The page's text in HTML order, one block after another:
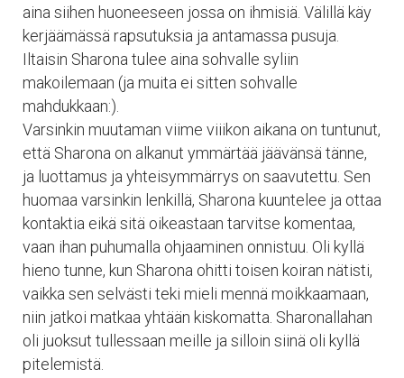
aina siihen huoneeseen jossa on ihmisiä. Välillä käy
kerjäämässä rapsutuksia ja antamassa pusuja.
Iltaisin Sharona tulee aina sohvalle syliin
makoilemaan (ja muita ei sitten sohvalle
mahdukkaan:).
Varsinkin muutaman viime viiikon aikana on tuntunut,
että Sharona on alkanut ymmärtää jäävänsä tänne,
ja luottamus ja yhteisymmärrys on saavutettu. Sen
huomaa varsinkin lenkillä, Sharona kuuntelee ja ottaa
kontaktia eikä sitä oikeastaan tarvitse komentaa,
vaan ihan puhumalla ohjaaminen onnistuu. Oli kyllä
hieno tunne, kun Sharona ohitti toisen koiran nätisti,
vaikka sen selvästi teki mieli mennä moikkaamaan,
niin jatkoi matkaa yhtään kiskomatta. Sharonallahan
oli juoksut tullessaan meille ja silloin siinä oli kyllä
pitelemistä.